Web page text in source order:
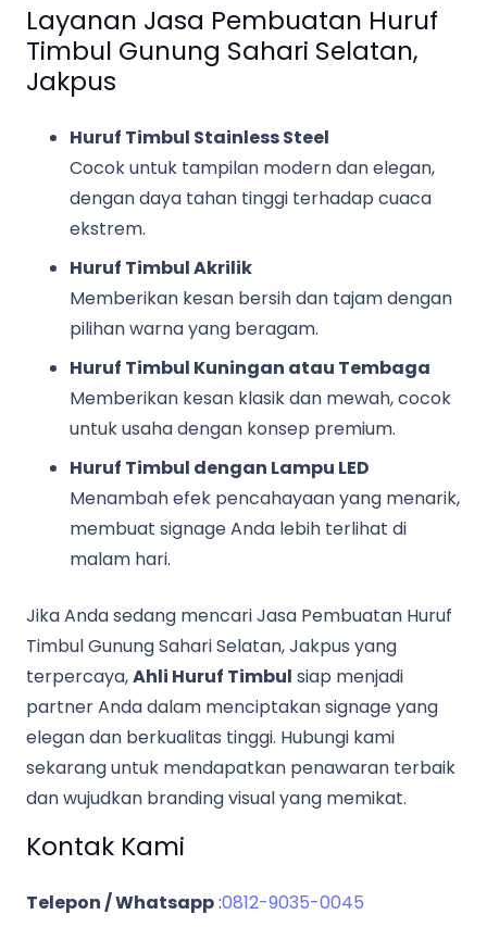
Layanan Jasa Pembuatan Huruf
Timbul Gunung Sahari Selatan,
Jakpus
Huruf Timbul Stainless Steel
Cocok untuk tampilan modern dan elegan,
dengan daya tahan tinggi terhadap cuaca
ekstrem.
Huruf Timbul Akrilik
Memberikan kesan bersih dan tajam dengan
pilihan warna yang beragam.
Huruf Timbul Kuningan atau Tembaga
Memberikan kesan klasik dan mewah, cocok
untuk usaha dengan konsep premium.
Huruf Timbul dengan Lampu LED
Menambah efek pencahayaan yang menarik,
membuat signage Anda lebih terlihat di
malam hari.
Jika Anda sedang mencari Jasa Pembuatan Huruf
Timbul Gunung Sahari Selatan, Jakpus yang
terpercaya,Ahli Huruf Timbul siap menjadi
partner Anda dalam menciptakan signage yang
elegan dan berkualitas tinggi. Hubungi kami
sekarang untuk mendapatkan penawaran terbaik
dan wujudkan branding visual yang memikat.
Kontak Kami
Telepon / Whatsapp:0812-9035-0045